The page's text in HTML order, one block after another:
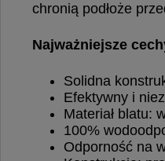
chronią podłoże
Najważniejsze
Solidna
Efektywny i
Materiał blatu:
100%
Odporność na